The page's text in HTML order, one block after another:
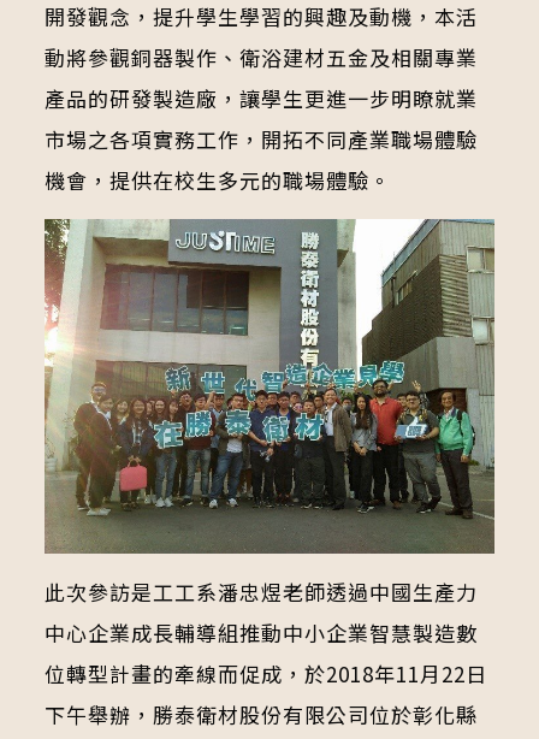
開發觀念，提升學生學習的興趣及動機，本活
動將參觀銅器製作、衛浴建材五金及相關專業
產品的研發製造廠，讓學生更進一步明瞭就業
市場之各項實務工作，開拓不同產業職場體驗
機會，提供在校生多元的職場體驗。
此次參訪是工工系潘忠煜老師透過中國生產力
中心企業成長輔導組推動中小企業智慧製造數
位轉型計畫的牽線而促成，於2018年11月22日
下午舉辦，勝泰衛材股份有限公司位於彰化縣